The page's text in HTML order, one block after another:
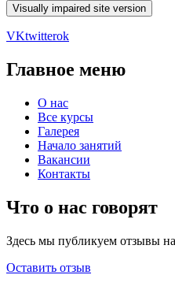
VKtwitterok
Главное меню
О нас
Все курсы
Галерея
Начало занятий
Вакансии
Контакты
Что о нас говорят
Здесь мы публикуем отзывы
Оставить отзыв